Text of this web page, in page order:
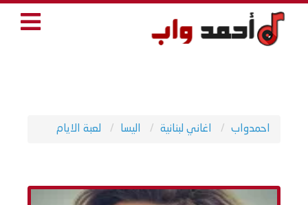
احمدواب اغاني لبنانية اليسا لعبة الايام